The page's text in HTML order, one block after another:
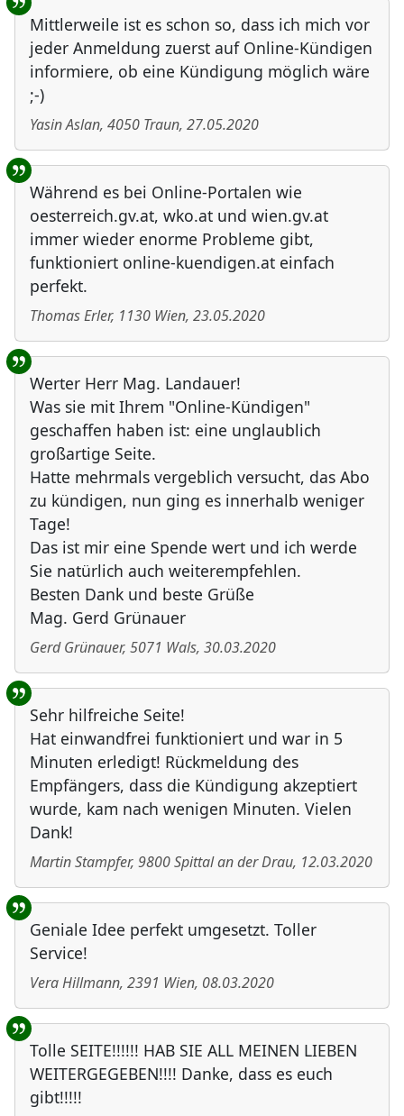
Mittlerweile ist es schon so, dass ich mich vor
jeder Anmeldung zuerst auf Online-Kündigen
informiere, ob eine Kündigung möglich wäre
;-)
Yasin Aslan, 4050 Traun, 27.05.2020
Während es bei Online-Portalen wie
oesterreich.gv.at, wko.at und wien.gv.at
immer wieder enorme Probleme gibt,
funktioniert online-kuendigen.at einfach
perfekt.
Thomas Erler, 1130 Wien, 23.05.2020
Werter Herr Mag. Landauer!
Was sie mit Ihrem "Online-Kündigen"
geschaffen haben ist: eine unglaublich
großartige Seite.
Hatte mehrmals vergeblich versucht, das Abo
zu kündigen, nun ging es innerhalb weniger
Tage!
Das ist mir eine Spende wert und ich werde
Sie natürlich auch weiterempfehlen.
Besten Dank und beste Grüße
Mag. Gerd Grünauer
Gerd Grünauer, 5071 Wals, 30.03.2020
Sehr hilfreiche Seite!
Hat einwandfrei funktioniert und war in 5
Minuten erledigt! Rückmeldung des
Empfängers, dass die Kündigung akzeptiert
wurde, kam nach wenigen Minuten. Vielen
Dank!
Martin Stampfer, 9800Spittal an der Drau, 12.03.2020
Geniale Idee perfekt umgesetzt. Toller
Service!
Vera Hillmann, 2391 Wien, 08.03.2020
Tolle SEITE!!!!!! HAB SIE ALL MEINEN LIEBEN
WEITERGEGEBEN!!!! Danke, dass es euch
gibt!!!!!